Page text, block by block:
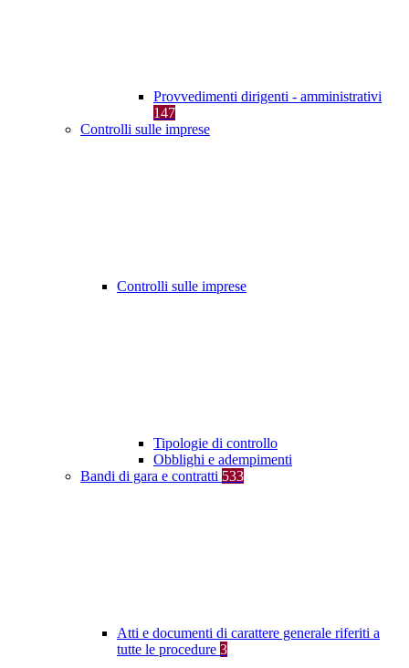
Provvedimenti dirigenti - amministrativi
147
Controlli sulle imprese
Controlli sulle imprese
Tipologie di controllo
Obblighi e adempimenti
Bandi di gara e contratti 533
Atti e documenti di carattere generale riferiti a
tutte le procedure 3